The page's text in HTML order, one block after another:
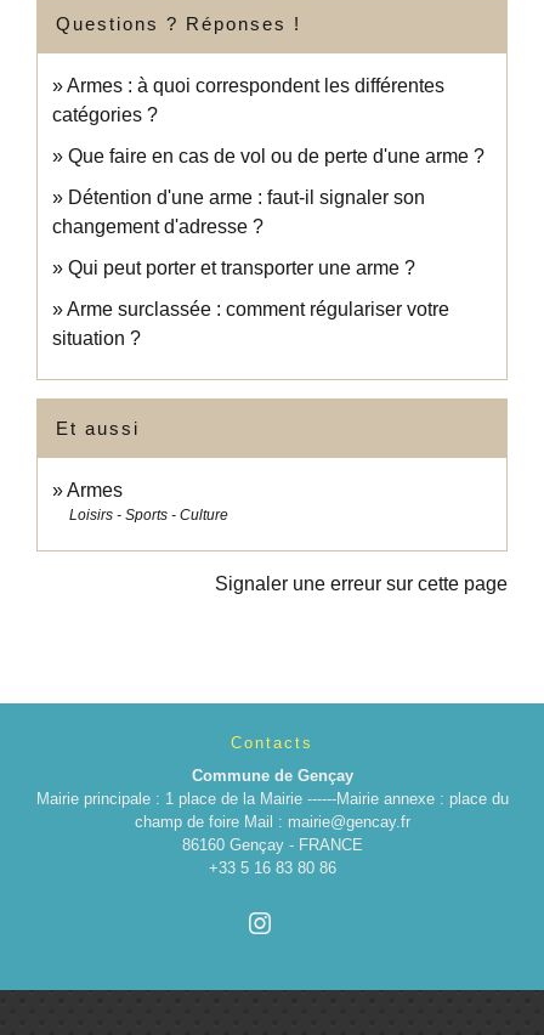
Questions ? Réponses !
Armes : à quoi correspondent les différentes
catégories ?
Que faire en cas de vol ou de perte d'une arme ?
Détention d'une arme : faut-il signaler son
changement d'adresse ?
Qui peut porter et transporter une arme ?
Arme surclassée : comment régulariser votre
situation ?
Et aussi
Armes
Loisirs - Sports - Culture
Signaler une erreur sur cette page
Contacts
Commune de Gençay
Mairie principale : 1 place de la Mairie ------Mairie annexe : place du
champ de foire Mail : mairie@gencay.fr
86160 Gençay - FRANCE
+33 5 16 83 80 86